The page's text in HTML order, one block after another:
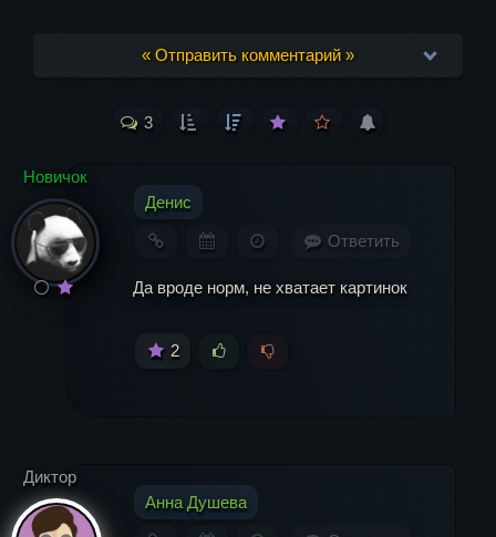
« Отправить комментарий »
Комментарий
3
Новичок
Денис
Ответить
Да вроде норм, не хватает картинок
2
Диктор
Анна Душева